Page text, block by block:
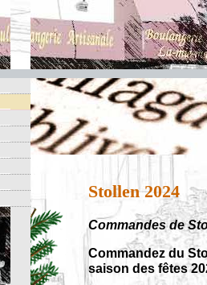
Stollen 2024
Commandes de
Commandez du
saison des fêtes